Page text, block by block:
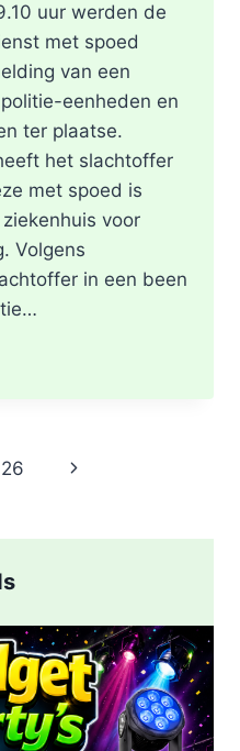
uur werden de
met spoed
van een
eenheden en
ter plaatse.
het slachtoffer
met spoed is
voor
Volgens
in een been
26
Volgende